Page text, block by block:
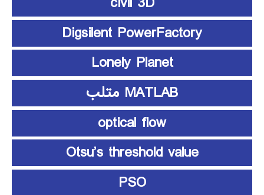
Digsilent PowerFactory
Lonely Planet
MATLAB متلب
optical flow
Otsu’s threshold value
PSO